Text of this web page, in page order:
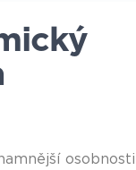
osobnosti